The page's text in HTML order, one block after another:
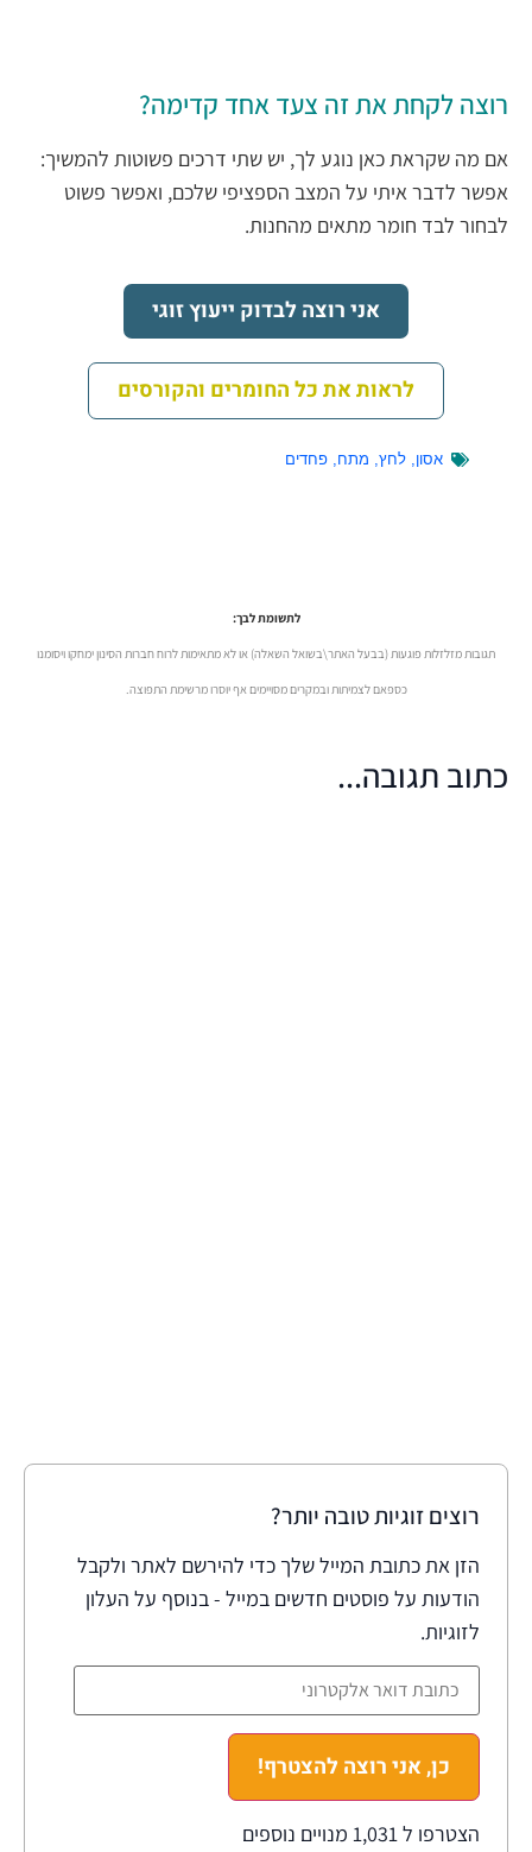
רוצה לקחת את זה צעד אחד קדימה?
אם מה שקראת כאן נוגע לך, יש שתי דרכים פשוטות להמשיך:
אפשר לדבר איתי על המצב הספציפי שלכם, ואפשר פשוט
לבחור לבד חומר מתאים מהחנות.
אני רוצה לבדוק ייעוץ זוגי
לראות את כל החומרים והקורסים
אסון לחץ מתח פחדים
לתשומת לבך:
תגובות מזלזלות פוגעות (בבעל האתר\בשואל השאלה) או לא מתאימות לרוח חברות הסינון ימחקו ויסומנו
כספאם לצמיתות ובמקרים מסויימים אף יוסרו מרשימת התפוצה.
כתוב תגובה...
רוצים זוגיות טובה יותר?
הזן את כתובת המייל שלך כדי להירשם לאתר ולקבל
הודעות על פוסטים חדשים במייל - בנוסף על העלון
לזוגיות.
כן, אני רוצה להצטרף!
הצטרפו ל 1,031 מנויים נוספים